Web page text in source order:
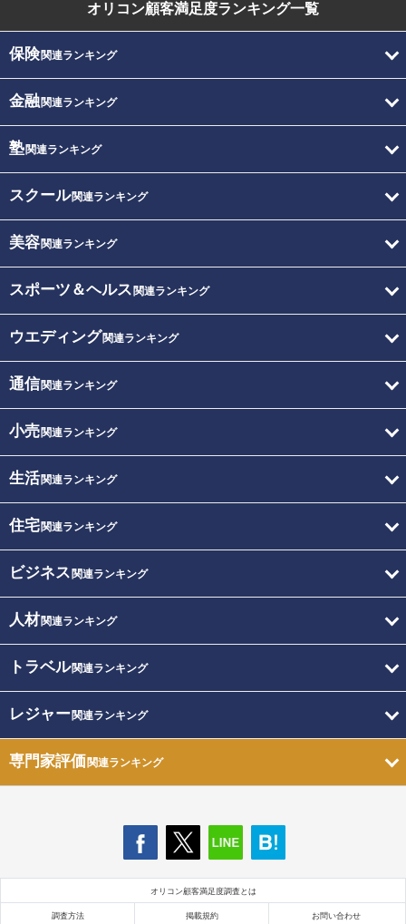
オリコン顧客満足度ランキング一覧
保険関連ランキング
金融関連ランキング
塾関連ランキング
スクール関連ランキング
美容関連ランキング
スポーツ＆ヘルス 関連ランキング
ウエディング関連ランキング
通信関連ランキング
小売関連ランキング
生活関連ランキング
住宅関連ランキング
ビジネス 関連ランキング
人材関連ランキング
トラベル関連ランキング
レジャー関連ランキング
専門家評価関連ランキング
オリコン顧客満足度調査とは
調査方法 掲載規約 お問い合わせ